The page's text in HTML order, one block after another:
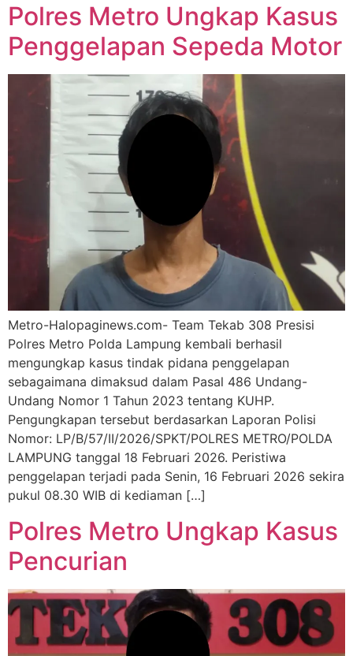
Polres Metro Ungkap Kasus
Penggelapan Sepeda Motor
Metro-Halopaginews.com- Team Tekab 308 Presisi
Polres Metro Polda Lampung kembali berhasil
mengungkap kasus tindak pidana penggelapan
sebagaimana dimaksud dalam Pasal 486 Undang-
Undang Nomor 1 Tahun 2023 tentang KUHP.
Pengungkapan tersebut berdasarkan Laporan Polisi
Nomor: LP/B/57/II/2026/SPKT/POLRES METRO/POLDA
LAMPUNG tanggal 18 Februari 2026. Peristiwa
penggelapan terjadi pada Senin, 16 Februari 2026 sekira
pukul 08.30 WIB di kediaman […]
Polres Metro Ungkap Kasus
Pencurian